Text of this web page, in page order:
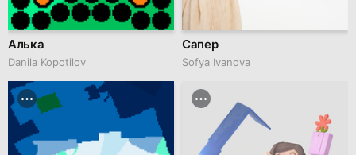
Алька
Danila Kopotilov
Сапер
Sofya Ivanova